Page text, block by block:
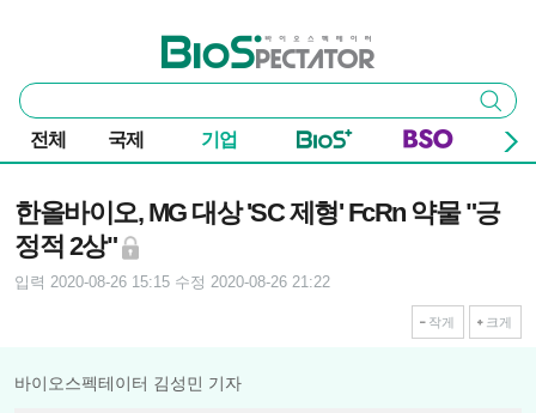
바이오스펙테이터
통
합
검
색
검색
전체 국제 기업
한올바이오, MG 대상 'SC 제형' FcRn 약물 "긍
정적 2상"
입력 2020-08-26 15:15 수정 2020-08-26 21:22
작게 크게
바이오스펙테이터 김성민 기자